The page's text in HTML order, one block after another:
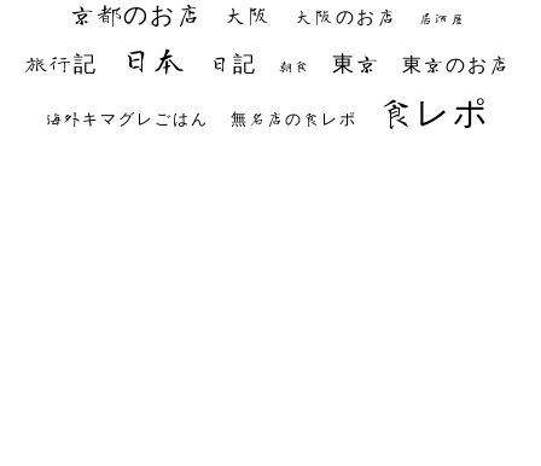
京都のお店 大阪 大阪のお店 居酒屋
旅行記 日本 日記 朝食 東京 東京のお店
海外キマグレごはん 無名店の食レポ 食レポ